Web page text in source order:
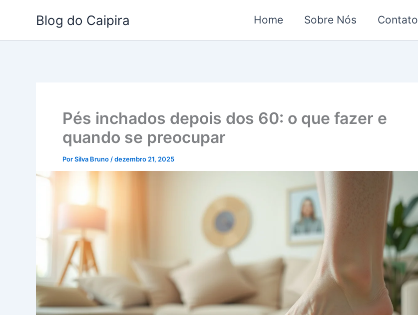
o
Blog do Caipira Home Sobre Nós Contato
Pés inchados depois dos 60: o que fazer e
quando se preocupar
PorSilva Bruno /dezembro 21, 2025